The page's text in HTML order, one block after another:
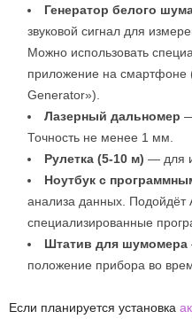
Генератор белого
звуковой сигнал для
Можно использовать
приложение на смартфоне
Generator»).
Лазерный дальномер
Точность не менее 1 мм.
Рулетка (5-10 м) — для
Ноутбук с
анализа данных. Подойдёт
специализированные
Штатив для шумомера
положение прибора во
Если планируется установка